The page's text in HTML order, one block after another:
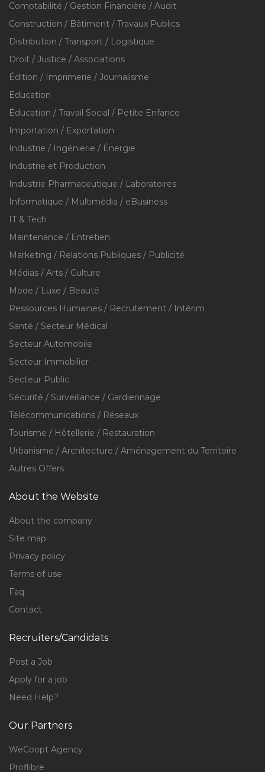
Comptabilité / Gestion Financière / Audit
Construction / Bâtiment / Travaux Publics
Distribution / Transport / Logistique
Droit / Justice / Associations
Édition / Imprimerie / Journalisme
Education
Éducation / Travail Social / Petite Enfance
Importation / Exportation
Industrie / Ingénierie / Énergie
Industrie et Production
Industrie Pharmaceutique / Laboratoires
Informatique / Multimédia / eBusiness
IT & Tech
Maintenance / Entretien
Marketing / Relations Publiques / Publicité
Médias / Arts / Culture
Mode / Luxe / Beauté
Ressources Humaines / Recrutement / Intérim
Santé / Secteur Médical
Secteur Automobile
Secteur Immobilier
Secteur Public
Sécurité / Surveillance / Gardiennage
Télécommunications / Réseaux
Tourisme / Hôtellerie / Restauration
Urbanisme / Architecture / Aménagement du Territoire
Autres Offers
About the Website
About the company
Site map
Privacy policy
Terms of use
Faq
Contact
Recruiters/Candidats
Post a Job
Apply for a job
Need Help?
Our Partners
WeCoopt Agency
Proflibre